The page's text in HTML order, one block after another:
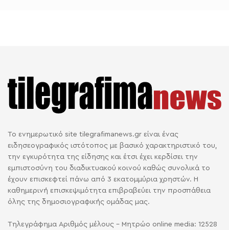
Το ενημερωτικό site tilegrafimanews.gr είναι ένας
ειδησεογραφικός ιστότοπος με βασικό χαρακτηριστικό του,
την εγκυρότητα της είδησης και έτσι έχει κερδίσει την
εμπιστοσύνη του διαδικτυακού κοινού καθώς συνολικά το
έχουν επισκεφτεί πάνω από 3 εκατομμύρια χρηστών. Η
καθημερινή επισκεψιμότητα επιβραβεύει την προσπάθεια
όλης της δημοσιογραφικής ομάδας μας.
Τηλεγράφημα Αριθμός μέλους - Μητρώο online media: 12528